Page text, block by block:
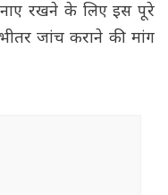
रखने के लिए इस पूरे
जांच कराने की मांग